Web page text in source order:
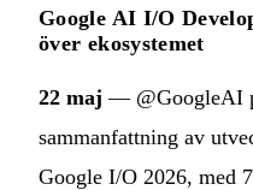
Google AI I/O
över ekosystemet
22 maj — @GoogleAI
sammanfattning av
Google I/O 2026, med